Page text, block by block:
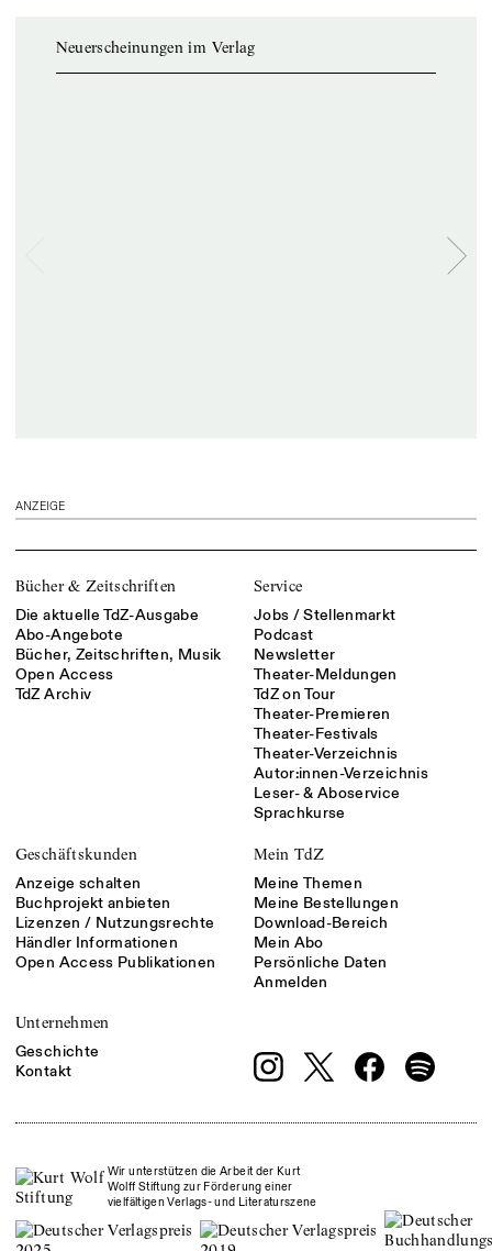
Neuerscheinungen im Verlag
ANZEIGE
Bücher & Zeitschriften
Die aktuelle TdZ-Ausgabe
Abo-Angebote
Bücher, Zeitschriften, Musik
Open Access
TdZ Archiv
Service
Jobs / Stellenmarkt
Podcast
Newsletter
Theater-Meldungen
TdZ on Tour
Theater-Premieren
Theater-Festivals
Theater-Verzeichnis
Autor:innen-Verzeichnis
Leser- & Aboservice
Sprachkurse
Geschäftskunden
Anzeige schalten
Buchprojekt anbieten
Lizenzen / Nutzungsrechte
Händler Informationen
Open Access Publikationen
Mein TdZ
Meine Themen
Meine Bestellungen
Download-Bereich
Mein Abo
Persönliche Daten
Anmelden
Unternehmen
Geschichte
Kontakt
Wir unterstützen die Arbeit der Kurt
Wolff Stiftung zur Förderung einer
vielfältigen Verlags- und Literaturszene